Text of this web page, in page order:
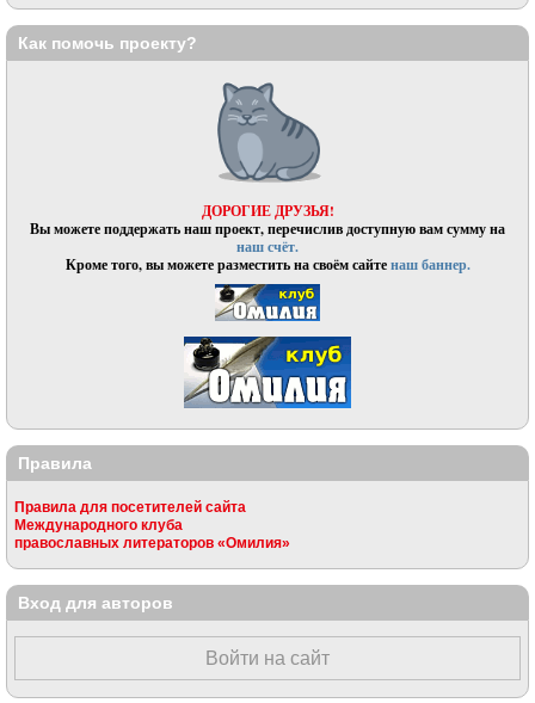
Как помочь проекту?
ДОРОГИЕ ДРУЗЬЯ!
Вы можете поддержать наш проект, перечислив доступную вам сумму на
наш счёт.
Кроме того, вы можете разместить на своём сайтенаш баннер.
Правила
Правила для посетителей сайта
Международного клуба
православных литераторов «Омилия»
Вход для авторов
Войти на сайт